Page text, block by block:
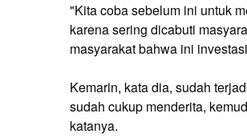
"Kita coba sebelum ini untuk
karena sering dicabuti
masyarakat bahwa ini
Kemarin, kata dia, sudah
sudah cukup menderita,
katanya.